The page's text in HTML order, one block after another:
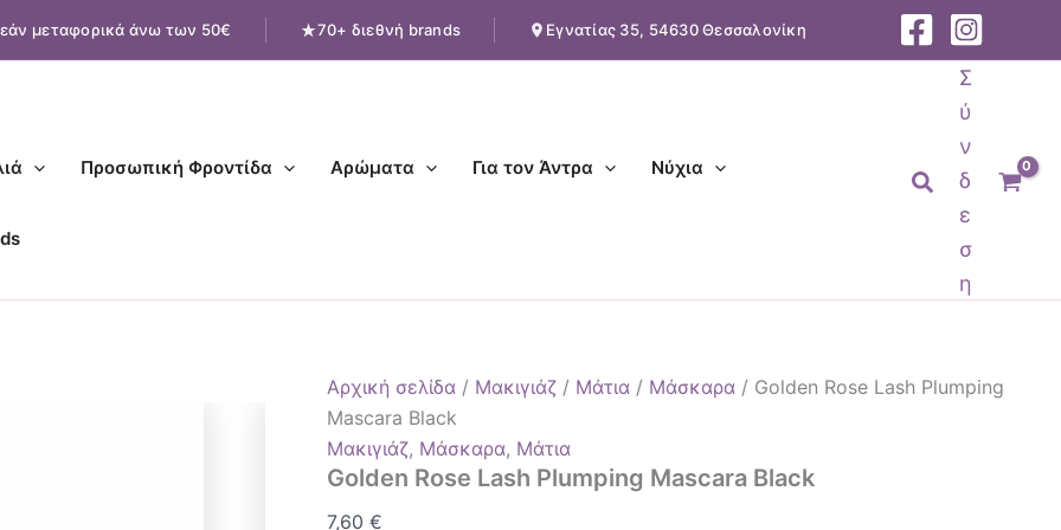
μεταφορικά άνω των 50€ 70+ διεθνή brands Εγνατίας 35, 54630 Θεσσαλονίκη
Προσωπική Φροντίδα Αρώματα Για τον Άντρα Νύχια Αναζήτηση
Σ
ύ
ν
δ
ε
σ
η
Αρχική σελίδα / Μακιγιάζ / Μάτια / Μάσκαρα / Golden Rose Lash Plumping
Mascara Black
Μακιγιάζ, Μάσκαρα, Μάτια
Golden Rose Lash Plumping Mascara Black
7,60€